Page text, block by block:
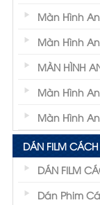
Màn Hình
Màn Hình
MÀN HÌNH
Màn Hình
Màn Hình
DÁN FILM CÁCH
DÁN FILM
Dán Phim